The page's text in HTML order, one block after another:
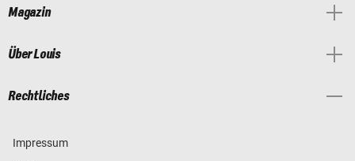
Magazin
Über Louis
Rechtliches
Impressum